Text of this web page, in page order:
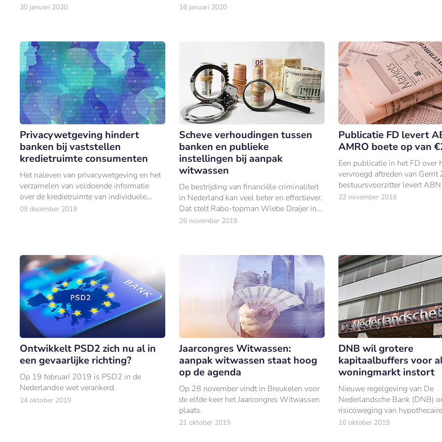
onderbuikgevoelens. Dat blijkt in de
30 januari 2020
toegang tot publieke registers.
16 januari 2020
Privacywetgeving hindert
banken bij vaststellen
kredietruimte consumenten
Het naleven van privacywetgeving en het
verzamelen van voldoende informatie
over de kredietruimte van individuele
consumenten kunnen elkaar bijten.
09 december 2019
Scheve verhoudingen tussen
banken en publieke
instellingen bij aanpak
witwassen
De bestrijding van financiële criminaliteit
in Nederland kan veel beter en effectiever.
Dat stelt Rabo-topman Wiebe Draijer in
een exclusief interview met zakenkrant
26 november 2019
Publicatie FD levert
AMRO boete op van
Een publicatie in het FD over
vervroegd aftreden van Gerrit
bestuursvoorzitter levert
boete op van €2 miljoen van
22 november 2019
Ontwikkelt PSD2 zich nu al in
een gevaarlijke richting?
Op 19 februari 2019 is PSD2 in de
Nederlandse wet verankerd.
24 oktober 2019
Jaarcongres Witwassen:
aanpak witwassen staat hoog
op de agenda
Op 28 november vindt in Breukelen voor
de elfde keer het Jaarcongres Witwassen
plaats.
21 oktober 2019
DNB wil grotere
kapitaalbuffers voor
woningmarkt instort
Nieuwe regelgeving van De
Nederlandsche Bank (DNB)
risicoweging van hypothecaire
leningenportefeuilles leidt er
16 oktober 2019